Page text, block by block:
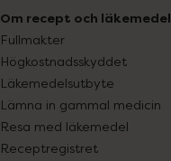
Om recept och läkemedel
Fullmakter
Högkostnadsskyddet
Läkemedelsutbyte
Lämna in gammal medicin
Resa med läkemedel
Receptregistret